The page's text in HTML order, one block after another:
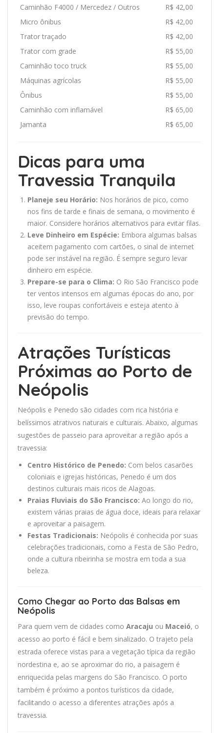
Caminhão F4000 / Mercedez / Outros
R$ 42,00
Micro ônibus
R$ 42,00
Trator traçado
R$ 42,00
Trator com grade
R$ 55,00
Caminhão toco truck
R$ 55,00
Máquinas agrícolas
R$ 55,00
Ônibus
R$ 55,00
Caminhão com inflamável
R$ 65,00
Jamanta
R$ 65,00
Dicas para uma
Travessia Tranquila
Planeje seu Horário: Nos horários de pico, como
nos fins de tarde e finais de semana, o movimento é
maior. Considere horários alternativos para evitar filas.
Leve Dinheiro em Espécie: Embora algumas balsas
aceitem pagamento com cartões, o sinal de internet
pode ser instável na região. É sempre seguro levar
dinheiro em espécie.
Prepare-se para o Clima: O Rio São Francisco pode
ter ventos intensos em algumas épocas do ano, por
isso, leve roupas confortáveis e esteja atento à
previsão do tempo.
Atrações Turísticas
Próximas ao Porto de
Neópolis
Neópolis e Penedo são cidades com rica história e
belíssimos atrativos naturais e culturais. Abaixo, algumas
sugestões de passeio para aproveitar a região após a
travessia:
Centro Histórico de Penedo: Com belos casarões
coloniais e igrejas históricas, Penedo é um dos
destinos culturais mais ricos de Alagoas.
Praias Fluviais do São Francisco: Ao longo do rio,
existem várias praias de água doce, ideais para relaxar
e aproveitar a paisagem.
Festas Tradicionais: Neópolis é conhecida por suas
celebrações tradicionais, como a Festa de São Pedro,
onde a cultura ribeirinha se mostra em toda a sua
beleza.
Como Chegar ao Porto das Balsas em
Neópolis
Para quem vem de cidades como Aracaju ou Maceió, o
acesso ao porto é fácil e bem sinalizado. O trajeto pela
estrada oferece vistas para a vegetação típica da região
nordestina e, ao se aproximar do rio, a paisagem é
enriquecida pelas margens do São Francisco. O porto
também é próximo a pontos turísticos da cidade,
facilitando o acesso a diferentes atrações após a
travessia.